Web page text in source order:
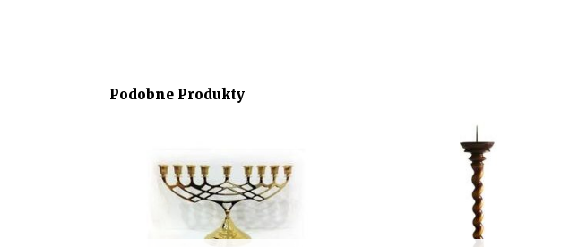
Podobne Produkty